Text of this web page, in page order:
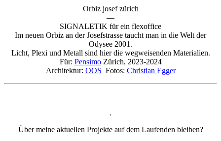
Orbiz josef zürich
—
SIGNALETIK für ein flexoffice
Im neuen Orbiz an der Josefstrasse taucht man in die Welt der
Odysee 2001.
Licht, Plexi und Metall sind hier die wegweisenden Materialien.
Für: PensimoZürich, 2023-2024
Architektur: OOS Fotos: Christian Egger
.
Über meine aktuellen Projekte auf dem Laufenden bleiben?